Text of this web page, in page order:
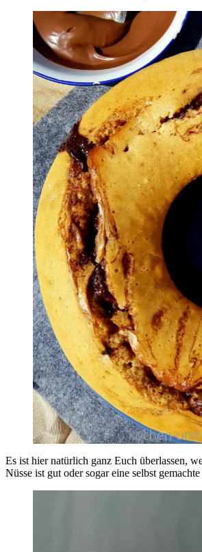
Es ist hier natürlich ganz Euch überlassen,
Nüsse ist gut oder sogar eine selbst